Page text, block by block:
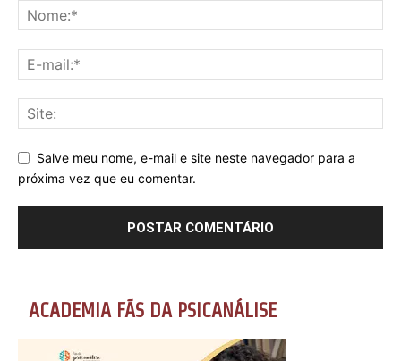
Salve meu nome, e-mail e site neste navegador para a
próxima vez que eu comentar.
ACADEMIA FÃS DA PSICANÁLISE